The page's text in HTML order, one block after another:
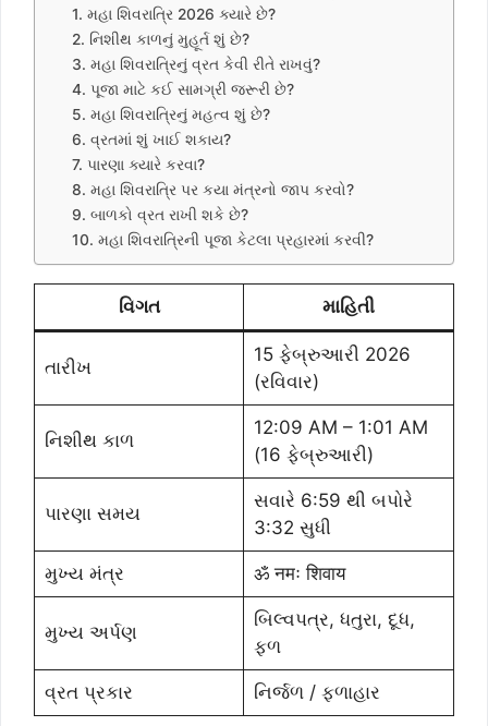
1. મહા શિવરાત્રિ 2026 ક્યારે છે?
2. નિશીથ કાળનું મુહૂર્ત શું છે?
3. મહા શિવરાત્રિનું વ્રત કેવી રીતે રાખવું?
4. પૂજા માટે કઈ સામગ્રી જરૂરી છે?
5. મહા શિવરાત્રિનું મહત્વ શું છે?
6. વ્રતમાં શું ખાઈ શકાય?
7. પારણા ક્યારે કરવા?
8. મહા શિવરાત્રિ પર કયા મંત્રનો જાપ કરવો?
9. બાળકો વ્રત રાખી શકે છે?
10. મહા શિવરાત્રિની પૂજા કેટલા પ્રહારમાં કરવી?
વિગત માહિતી
તારીખ
15 ફેબ્રુઆરી 2026
(રવિવાર)
નિશીથ કાળ
12:09 AM – 1:01 AM
(16 ફેબ્રુઆરી)
પારણા સમય
સવારે 6:59 થી બપોરે
3:32 સુધી
મુખ્ય મંત્ર ॐ नमः शिवाय
મુખ્ય અર્પણ
બિલ્વપત્ર, ધતુરા, દૂધ,
ફળ
વ્રત પ્રકાર નિર્જળ / ફળાહાર